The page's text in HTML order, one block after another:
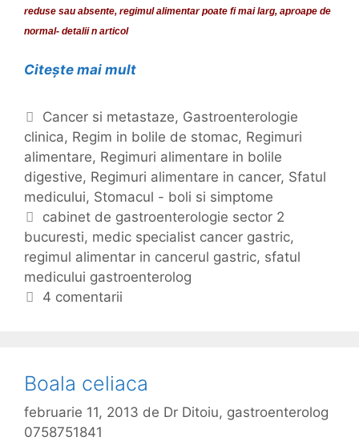
c
i
e
r
e
g
i
m
a
l
i
a
r
t
reduse sau absente, regimul alimentar poate fi mai larg, aproape de
normal- detalii n articol
Citește mai mult
g
i
m
u
l
a
l
m
i
n
C
a
t
e
g
o
r
i
i
Cancer si metastaze, Gastroenterologie
clinica, Regim in bolile de stomac, Regimuri
alimentare, Regimuri alimentare in bolile
digestive, Regimuri alimentare in cancer, Sfatul
medicului, Stomacul - boli si simptome
E
t
i
c
h
cabinet de gastroenterologie sector 2
bucuresti, medic specialist cancer gastric,
regimul alimentar in cancerul gastric, sfatul
medicului gastroenterolog
4 comentarii
Boala celiaca
februarie 11, 2013 de Dr Ditoiu, gastroenterolog
0758751841